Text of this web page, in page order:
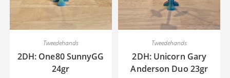
Tweedehands
2DH: One80 SunnyGG
24gr
Tweedehands
2DH: Unicorn Gary
Anderson Duo 23gr